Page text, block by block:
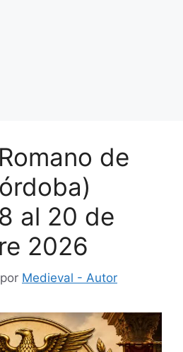
de
al 20 de
2026
por Medieval - Autor